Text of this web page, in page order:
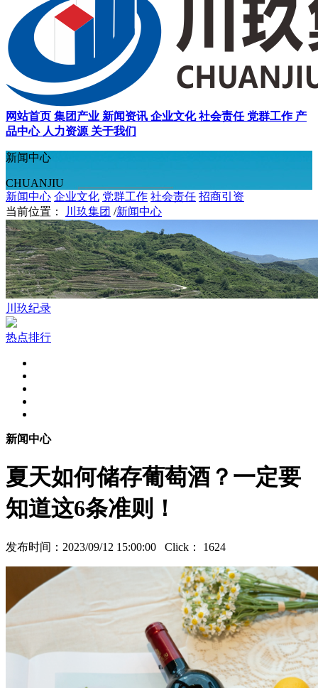
网站首页 集团产业 新闻资讯 企业文化 社会责任 党群工作 产
品中心 人力资源 关于我们
新闻中心
CHUANJIU
新闻中心 企业文化 党群工作 社会责任 招商引资
当前位置：
川玖集团 /新闻中心
川玖纪录
热点排行
新闻中心
夏天如何储存葡萄酒？一定要
知道这6条准则！
发布时间：2023/09/12 15:00:00 Click： 1624